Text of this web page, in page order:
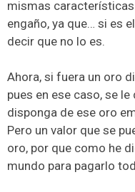
mismas
engaño, ya que… si es
decir que no lo es.
Ahora, si fuera un oro
pues en ese caso, se
disponga de ese oro
Pero un valor que se
oro, por que como he
mundo para pagarlo